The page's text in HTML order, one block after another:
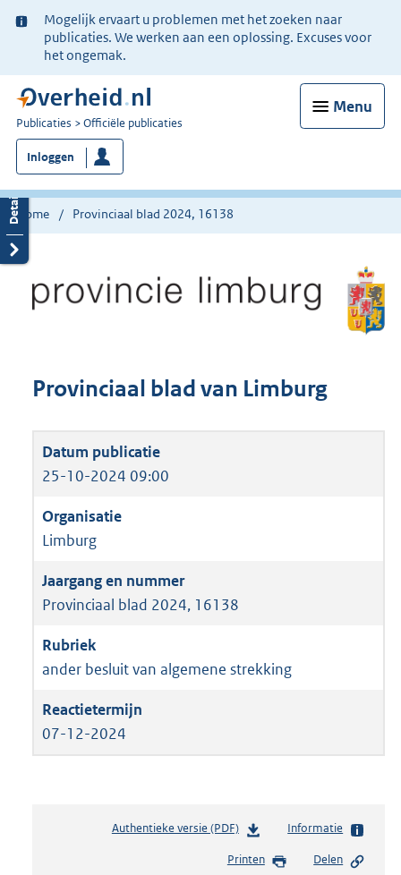
Ter
informatie:
Mogelijk ervaart u problemen met het zoeken naar
publicaties. We werken aan een oplossing. Excuses voor
het ongemak.
Menu
U
bent
nu
hier:
Publicaties Officiële publicaties
Inloggen
Home Provinciaal blad 2024, 16138
Provinciaal blad van Limburg
25-10-2024 09:00
Limburg
Provinciaal blad 2024, 16138
ander besluit van algemene strekking
07-12-2024
Authentieke versie (PDF)b
s
Informatie
Printen Delen